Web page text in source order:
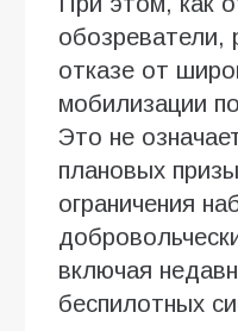
обозреватели,
отказе от
мобилизации
Это не
плановых
ограничения
включая
беспилотных